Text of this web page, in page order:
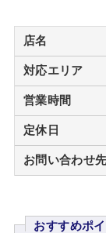
店名
対応エリア
営業時間
定休日
お問い合わせ
おすすめポ